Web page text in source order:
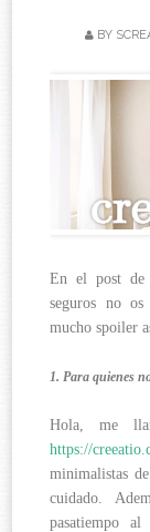
BY
En el post de
seguros no
mucho spoiler
1. Para quienes
Hola, me
https://
minimalistas
cuidado.
pasatiempo